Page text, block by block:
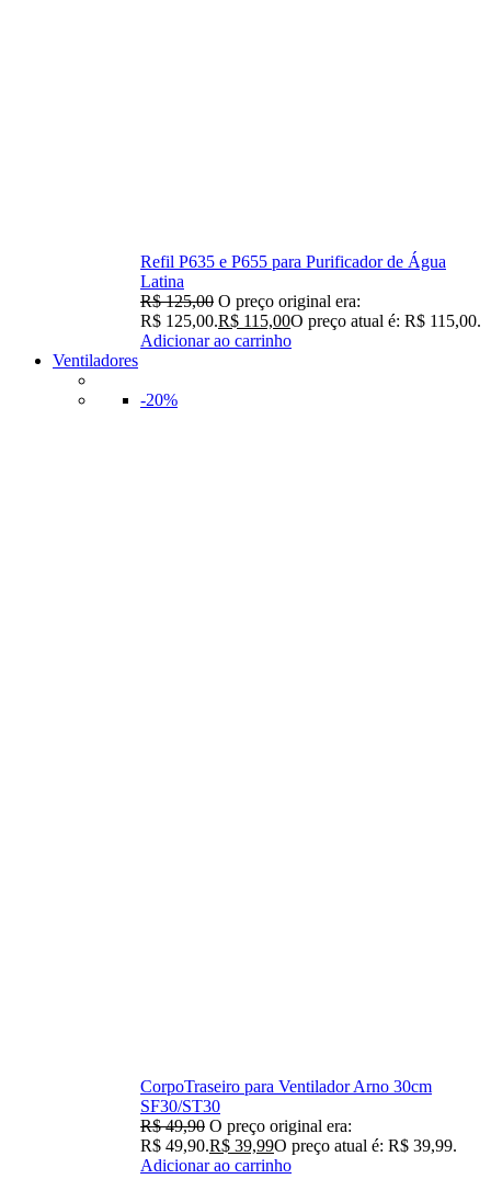
Refil P635 e P655 para Purificador de Água
Latina
R$125,00 O preço original era:
R$ 125,00.R$ 115,00O preço atual é: R$ 115,00.
Adicionar ao carrinho
Ventiladores
-20%
CorpoTraseiro para Ventilador Arno 30cm
SF30/ST30
R$49,90 O preço original era:
R$ 49,90.R$ 39,99O preço atual é: R$ 39,99.
Adicionar ao carrinho